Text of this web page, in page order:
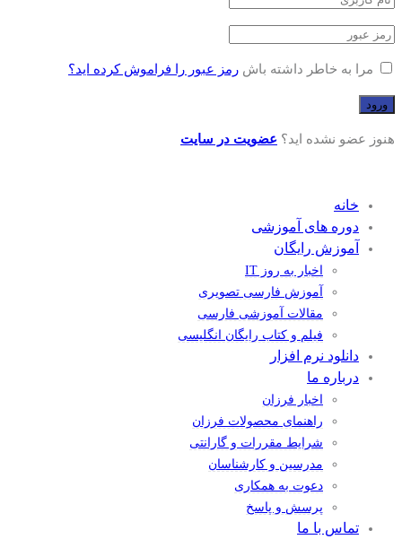
مرا به خاطر داشته باش رمز عبور را فراموش کرده اید؟
هنوز عضو نشده اید؟ عضویت در سایت
خانه
دوره های آموزشی
آموزش رایگان
اخبار به روز IT
آموزش فارسی تصویری
مقالات آموزشی فارسی
فیلم و کتاب رایگان انگلیسی
دانلود نرم افزار
درباره ما
اخبار فرزان
راهنمای محصولات فرزان
شرایط مقررات و گارانتی
مدرسین و کارشناسان
دعوت به همکاری
پرسش و پاسخ
تماس با ما